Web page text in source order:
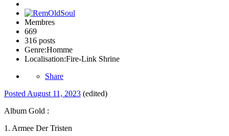
Membres
669
316 posts
Genre:Homme
Localisation:Fire-Link Shrine
Share
PostedAugust 11, 2023 (edited)
Album Gold :
1. Armee Der Tristen